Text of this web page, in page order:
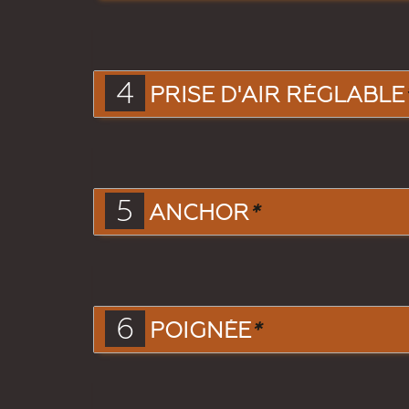
4 PRISE D'AIR RÉGLABLE
5 ANCHOR*
6 POIGNÉE*